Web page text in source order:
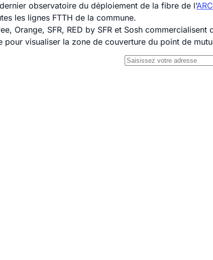
observatoire du déploiement de la fibre de l’
les lignes FTTH de la commune.
Orange, SFR, RED by SFR et Sosh
pour visualiser la zone de couverture du point de